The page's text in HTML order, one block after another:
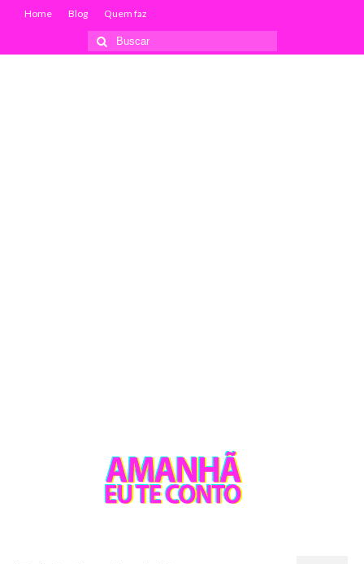
Home Blog Quem faz
Buscar
por: